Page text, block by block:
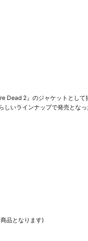
Dead 2』のジャケットとし
しいラインナップで発売とな
品となります)